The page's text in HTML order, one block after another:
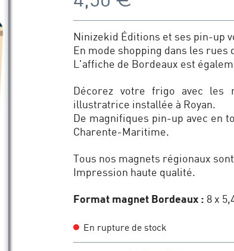
Ninizekid Éditions et ses pin-up
En mode shopping dans les
L'affiche de Bordeaux est
Décorez votre frigo avec les
illustratrice installée à Royan.
De magnifiques pin-up avec en
Charente-Maritime.
Tous nos magnets régionaux
Impression haute qualité.
Format magnet Bordeaux : 8 x
En rupture de stock